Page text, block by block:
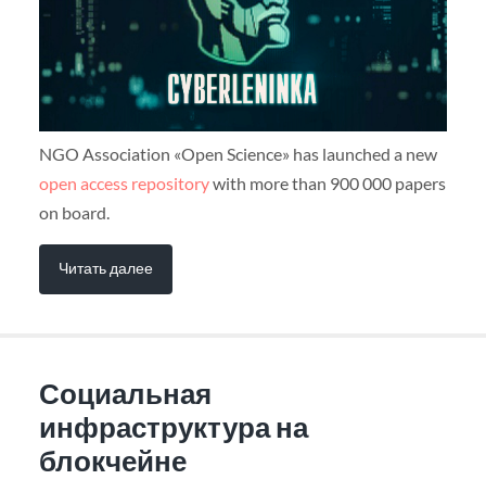
NGO Association «Open Science» has launched a new
open access repositorywith more than 900 000 papers
on board.
Читать далее
Социальная
инфраструктура на
блокчейне